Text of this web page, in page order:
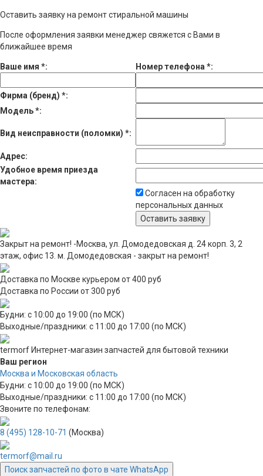
Оставить заявку на ремонт стиральной машины
После оформления заявки менеджер свяжется с Вами в
ближайшее время
Ваше имя *: Номер телефона *:
Фирма (бренд) *:
Модель*:
Вид неисправности (поломки) *:
Адрес:
Удобное время приезда
мастера:
Согласен на обработку
персональных данных
Закрыт на ремонт! -Москва, ул. Домодедовская д. 24 корп. 3, 2
этаж, офис 13. м. Домодедовская - закрыт на ремонт!
Доставка по Москве курьером от 400 руб
Доставка по России от 300 руб
Будни: с 10:00 до 19:00 (по МСК)
Выходные/праздники: с 11:00 до 17:00 (по МСК)
termorf Интернет-магазин запчастей для бытовой техники
Ваш регион
Москва и Московская область
Будни: с 10:00 до 19:00 (по МСК)
Выходные/праздники: с 11:00 до 17:00 (по МСК)
Звоните по телефонам:
8 (495) 128-10-71 (Москва)
termorf@mail.ru
Поиск запчастей по фото в чате WhatsApp